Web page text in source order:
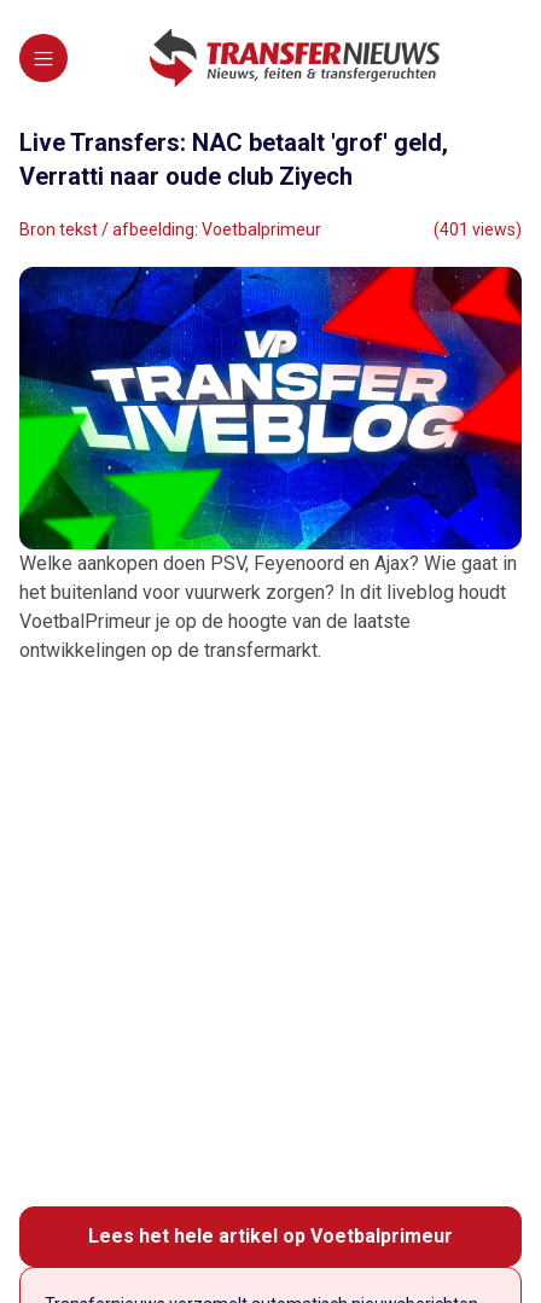
Live Transfers: NAC betaalt 'grof' geld,
Verratti naar oude club Ziyech
Bron tekst / afbeelding: Voetbalprimeur (401 views)
Welke aankopen doen PSV, Feyenoord en Ajax? Wie gaat in
het buitenland voor vuurwerk zorgen? In dit liveblog houdt
VoetbalPrimeur je op de hoogte van de laatste
ontwikkelingen op de transfermarkt.
Lees het hele artikel op Voetbalprimeur